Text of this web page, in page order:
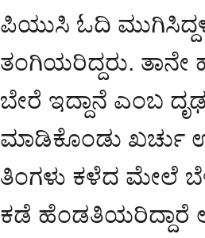
ಪಿಯುಸಿ ಓದಿ
ತಂಗಿಯರಿದ್ದರು. ತಾನೇ
ಬೇರೆ ಇದ್ದಾನೆ ಎಂಬ
ಮಾಡಿಕೊಂಡು ಖರ್ಚು
ತಿಂಗಳು ಕಳೆದ ಮೇಲೆ
ಕಡೆ ಹೆಂಡತಿಯರಿದ್ದಾರೆ